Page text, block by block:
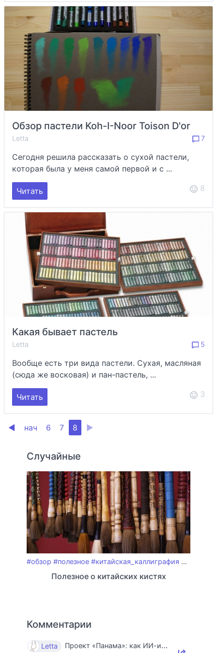
Обзор пастели Koh-I-Noor Toison D'or
Letta 7
Сегодня решила рассказать о сухой пастели,
которая была у меня самой первой и с ...
Читать 8
Какая бывает пастель
Letta 5
Вообще есть три вида пастели. Сухая, масляная
(сюда же восковая) и пан-пастель, ...
Читать 3
◀ нач 6 7 8 ▶
Случайные
#обзор #полезное #китайская_каллиграфия #кисть
Полезное о китайских кистях
Комментарии
Letta Проект «Панама»: как ИИ-индустрия уничтожает книги и знания